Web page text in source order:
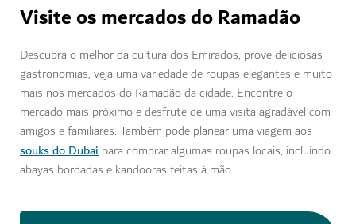
Visite os mercados do Ramadão
Descubra o melhor da cultura dos Emirados, prove deliciosas
gastronomias, veja uma variedade de roupas elegantes e muito
mais nos mercados do Ramadão da cidade. Encontre o
mercado mais próximo e desfrute de uma visita agradável com
amigos e familiares. Também pode planear uma viagem aos
souks do Dubai para comprar algumas roupas locais, incluindo
abayas bordadas e kandooras feitas à mão.